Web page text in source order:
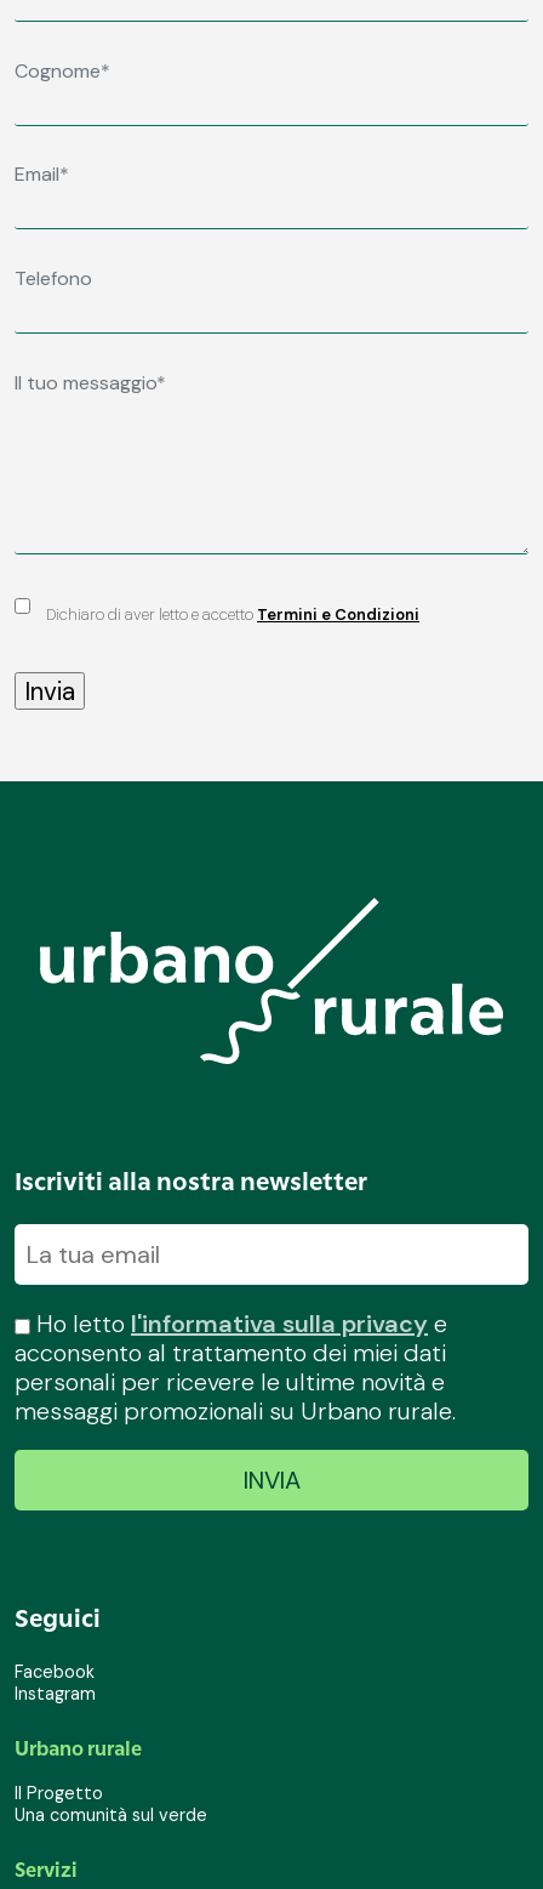
Dichiaro di aver letto e accetto Termini e Condizioni
Iscriviti alla nostra newsletter
Ho letto l'informativa sulla privacye
acconsento al trattamento dei miei dati
personali per ricevere le ultime novità e
messaggi promozionali su Urbano rurale.
Seguici
Facebook
Instagram
Urbano rurale
Il Progetto
Una comunità sul verde
Servizi